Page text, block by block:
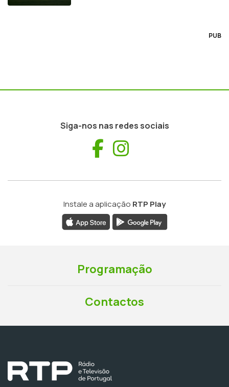
PUB
Siga-nos nas redes sociais
Facebook
Instale a aplicação RTP Play
Programação
Contactos